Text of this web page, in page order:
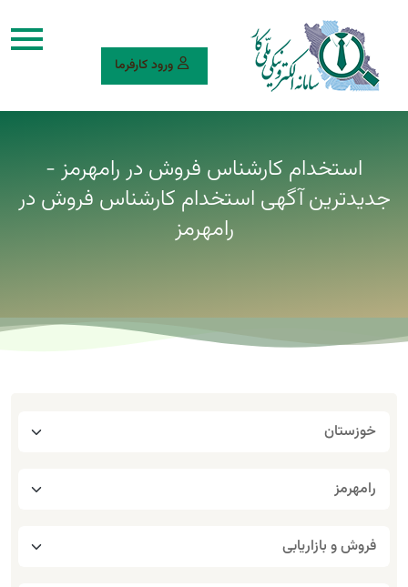
ورود کارفرما
استخدام کارشناس فروش در رامهرمز -
جدیدترین آگهی استخدام کارشناس فروش در
رامهرمز